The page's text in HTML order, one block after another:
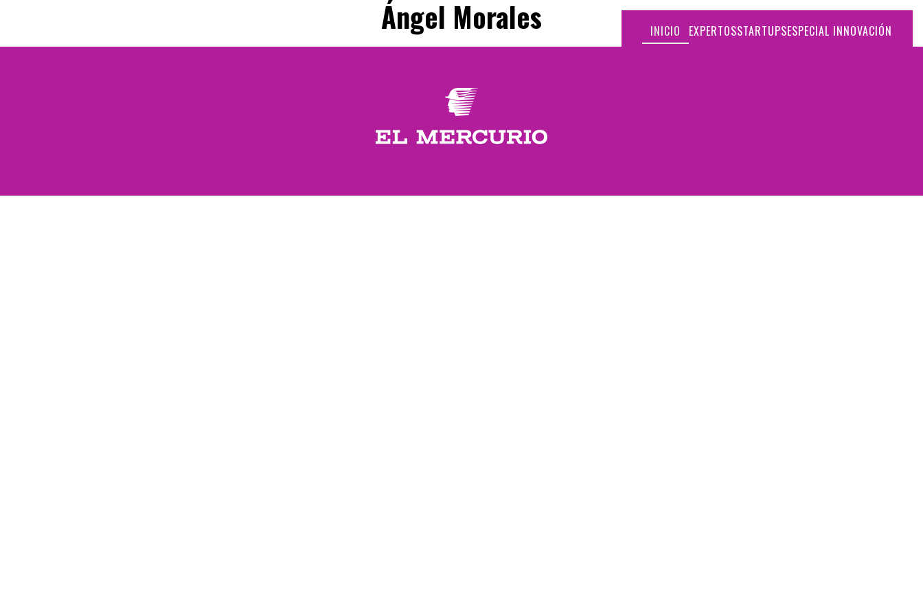
INICIO EXPERTOSSTARTUPSESPECIAL INNOVACIÓN
Ángel Morales